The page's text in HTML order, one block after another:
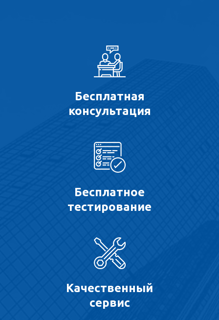
Бесплатная
консультация
Бесплатное
тестирование
Качественный
сервис